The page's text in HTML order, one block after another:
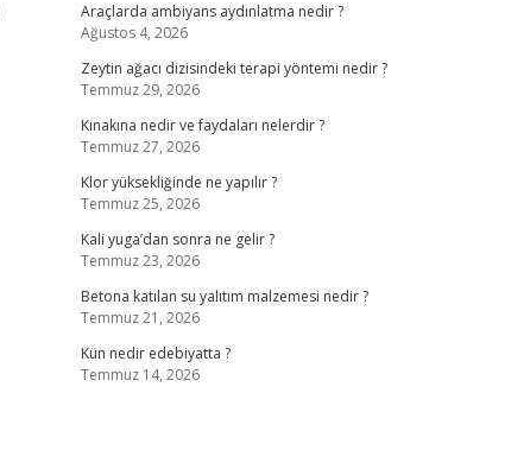
Araçlarda ambiyans aydınlatma nedir ?
Ağustos 4, 2026
Zeytin ağacı dizisindeki terapi yöntemi nedir ?
Temmuz 29, 2026
Kınakına nedir ve faydaları nelerdir ?
Temmuz 27, 2026
Klor yüksekliğinde ne yapılır ?
Temmuz 25, 2026
Kali yuga’dan sonra ne gelir ?
Temmuz 23, 2026
Betona katılan su yalıtım malzemesi nedir ?
Temmuz 21, 2026
Kün nedir edebiyatta ?
Temmuz 14, 2026